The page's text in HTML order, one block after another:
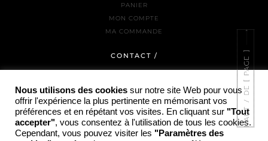
PANIER
MON COMPTE
MA COMMANDE
CONTACT /
LA BOUTIQUE
INSTAGRAM
Nous utilisons des cookies sur notre site Web pour vous
offrir l'expérience la plus pertinente en mémorisant vos
préférences et en répétant vos visites. En cliquant sur "Tout
accepter", vous consentez à l'utilisation de tous les cookies.
Cependant, vous pouvez visiter les "Paramètres des